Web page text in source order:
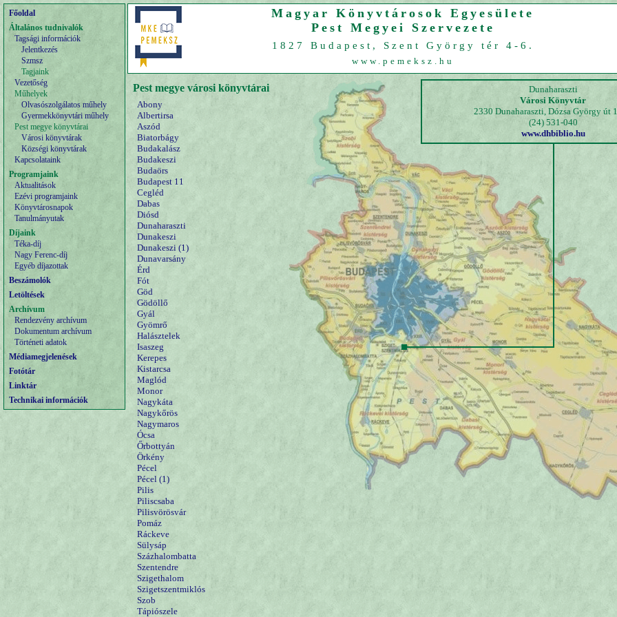
Magyar Könyvtárosok Egyesülete
Pest Megyei Szervezete
1827 Budapest, Szent György tér 4-6.
www.pemeksz.hu
Főoldal
Általános tudnivalók
Tagsági információk
Jelentkezés
Szmsz
Tagjaink
Vezetőség
Műhelyek
Olvasószolgálatos műhely
Gyermekkönyvtári műhely
Pest megye könyvtárai
Városi könyvtárak
Községi könyvtárak
Kapcsolataink
Programjaink
Aktualitások
Ezévi programjaink
Könyvtárosnapok
Tanulmányutak
Díjaink
Téka-díj
Nagy Ferenc-díj
Egyéb díjazottak
Beszámolók
Letöltések
Archívum
Rendezvény archívum
Dokumentum archívum
Történeti adatok
Médiamegjelenések
Fotótár
Linktár
Technikai információk
Pest megye városi könyvtárai
Abony
Albertirsa
Aszód
Biatorbágy
Budakalász
Budakeszi
Budaörs
Budapest 11
Cegléd
Dabas
Diósd
Dunaharaszti
Dunakeszi
Dunakeszi (1)
Dunavarsány
Érd
Fót
Göd
Gödöllő
Gyál
Gyömrő
Halásztelek
Isaszeg
Kerepes
Kistarcsa
Maglód
Monor
Nagykáta
Nagykőrös
Nagymaros
Ócsa
Őrbottyán
Örkény
Pécel
Pécel (1)
Pilis
Piliscsaba
Pilisvörösvár
Pomáz
Ráckeve
Sülysáp
Százhalombatta
Szentendre
Szigethalom
Szigetszentmiklós
Szob
Tápiószele
Dunaharaszti
Városi Könyvtár
2330 Dunaharaszti, Dózsa György út
(24) 531-040
www.dhbiblio.hu